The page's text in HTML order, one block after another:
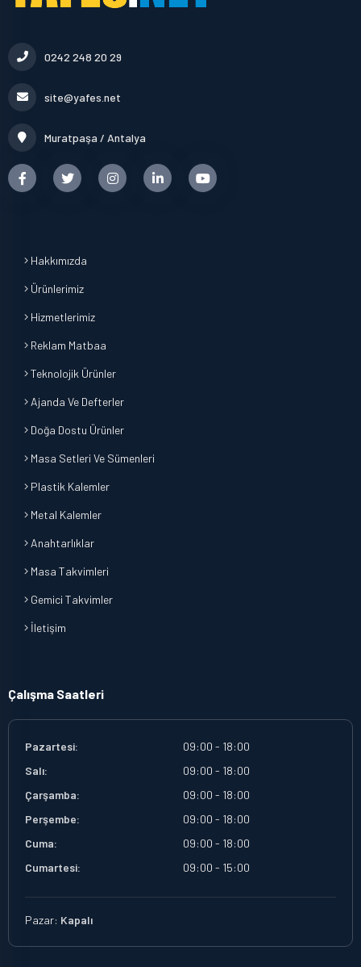
0242 248 20 29
site@yafes.net
Muratpaşa / Antalya
Hakkımızda
Ürünlerimiz
Hizmetlerimiz
Reklam Matbaa
Teknolojik Ürünler
Ajanda Ve Defterler
Doğa Dostu Ürünler
Masa Setleri Ve Sümenleri
Plastik Kalemler
Metal Kalemler
Anahtarlıklar
Masa Takvimleri
Gemici Takvimler
İletişim
Çalışma Saatleri
Pazartesi:
09:00 - 18:00
Salı:
09:00 - 18:00
Çarşamba:
09:00 - 18:00
Perşembe:
09:00 - 18:00
Cuma:
09:00 - 18:00
Cumartesi:
09:00 - 15:00
Pazar: Kapalı